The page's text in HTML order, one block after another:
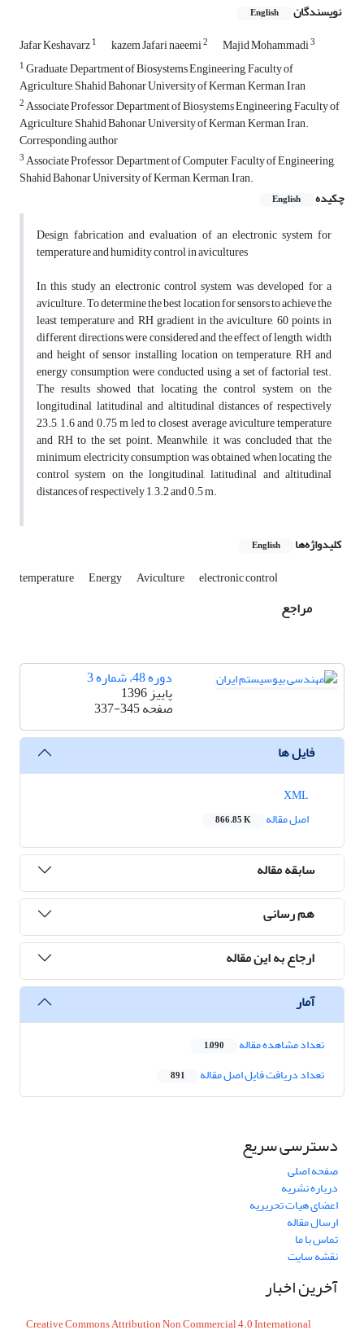
نویسندگان English
Jafar Keshavarz1 kazem Jafari naeemi2 Majid Mohammadi3
1Graduate, Department of Biosystems Engineering, Faculty of
Agriculture, Shahid Bahonar University of Kerman, Kerman, Iran
2Associate Professor, Department of Biosystems Engineering, Faculty of
Agriculture, Shahid Bahonar University of Kerman, Kerman, Iran.
Corresponding author
3Associate Professor, Department of Computer, Faculty of Engineering,
Shahid Bahonar University of Kerman, Kerman, Iran.
چکیده
English
Design, fabrication and evaluation of an electronic system for
temperature and humidity control in avicultures
In this study an electronic control system was developed for a
aviculture. To determine the best location for sensors to achieve the
least temperature and RH gradient in the aviculture, 60 points in
different directions were considered and the effect of length, width
and height of sensor installing location on temperature, RH and
energy consumption were conducted using a set of factorial test.
The results showed that locating the control system on the
longitudinal, latitudinal and altitudinal distances of respectively
23.5, 1.6 and 0.75 m led to closest average aviculture temperature
and RH to the set point. Meanwhile, it was concluded that the
minimum electricity consumption was obtained when locating the
control system on the longitudinal, latitudinal and altitudinal
distances of respectively 1, 3.2 and 0.5 m.
کلیدواژه‌ها English
temperature Energy Aviculture electronic control
مراجع
دوره 48، شماره 3
پاییز 1396
صفحه337-345
فایل ها
اصل مقاله
866.85 K
سابقه مقاله
هم رسانی
ارجاع به این مقاله
آمار
تعداد مشاهده مقاله 1,090
تعداد دریافت فایل اصل مقاله 891
دسترسی سریع
صفحه اصلی
درباره نشریه
اعضای هیات تحریریه
ارسال مقاله
تماس با ما
نقشه سایت
آخرین اخبار
Creative Commons Attribution Non Commercial 4.0 International